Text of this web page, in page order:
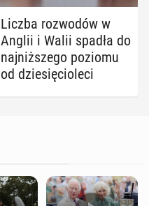
Liczba roz­wo­dów w
Anglii i Walii spadła do
naj­niż­sze­go poziomu
od dzie­się­cio­le­ci